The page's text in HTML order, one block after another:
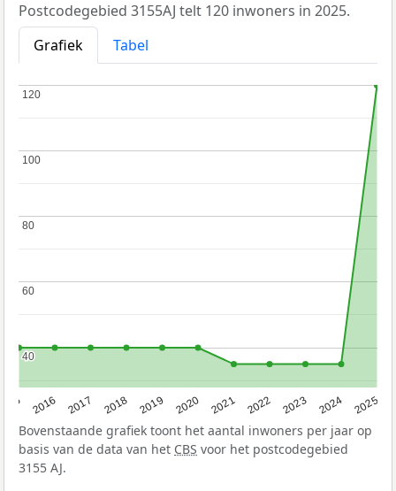
Postcodegebied 3155AJ telt 120 inwoners in 2025.
Grafiek
Tabel
2016 2017 2018 2019 2020 2021 2022 2023 2024 2025
40
40
60
60
80
80
100
100
120
120
Bovenstaande grafiek toont het aantal inwoners per jaar op
basis van de data van het CBS voor het postcodegebied
3155 AJ.